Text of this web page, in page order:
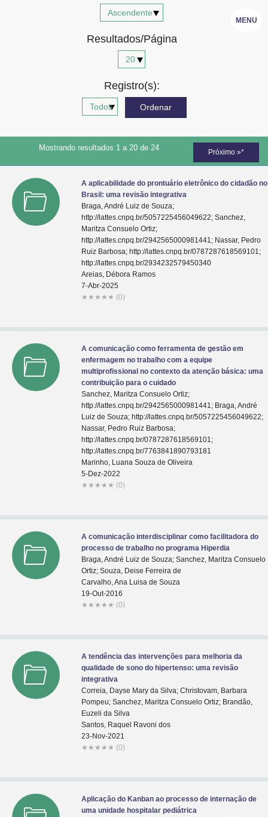
MENU
Resultados/Página
Registro(s):
Mostrando resultados 1 a 20 de 24 Próximo »*
A aplicabilidade do prontuário eletrônico do cidadão no
Brasil: uma revisão integrativa
Braga, André Luiz de Souza;
http://lattes.cnpq.br/5057225456049622; Sanchez,
Maritza Consuelo Ortiz;
http://lattes.cnpq.br/2942565000981441; Nassar, Pedro
Ruiz Barbosa; http://lattes.cnpq.br/0787287618569101;
http://lattes.cnpq.br/2934232579450340
Areias, Débora Ramos
7-Abr-2025
★ ★ ★ ★ ★ (0)
A comunicação como ferramenta de gestão em
enfermagem no trabalho com a equipe
multiprofissional no contexto da atenção básica: uma
contribuição para o cuidado
Sanchez, Maritza Consuelo Ortiz;
http://lattes.cnpq.br/2942565000981441; Braga, André
Luiz de Souza; http://lattes.cnpq.br/5057225456049622;
Nassar, Pedro Ruiz Barbosa;
http://lattes.cnpq.br/0787287618569101;
http://lattes.cnpq.br/7763841890793181
Marinho, Luana Souza de Oliveira
5-Dez-2022
★ ★ ★ ★ ★ (0)
A comunicação interdisciplinar como facilitadora do
processo de trabalho no programa Hiperdia
Braga, André Luiz de Souza; Sanchez, Maritza Consuelo
Ortiz; Souza, Deise Ferreira de
Carvalho, Ana Luisa de Souza
19-Out-2016
★ ★ ★ ★ ★ (0)
A tendência das intervenções para melhoria da
qualidade de sono do hipertenso: uma revisão
integrativa
Correia, Dayse Mary da Silva; Christovam, Barbara
Pompeu; Sanchez, Maritza Consuelo Ortiz; Brandão,
Euzeli da Silva
Santos, Raquel Ravoni dos
23-Nov-2021
★ ★ ★ ★ ★ (0)
Aplicação do Kanban ao processo de internação de
uma unidade hospitalar pediátrica